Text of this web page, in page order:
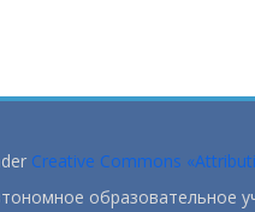
Creative Commons
образовательное